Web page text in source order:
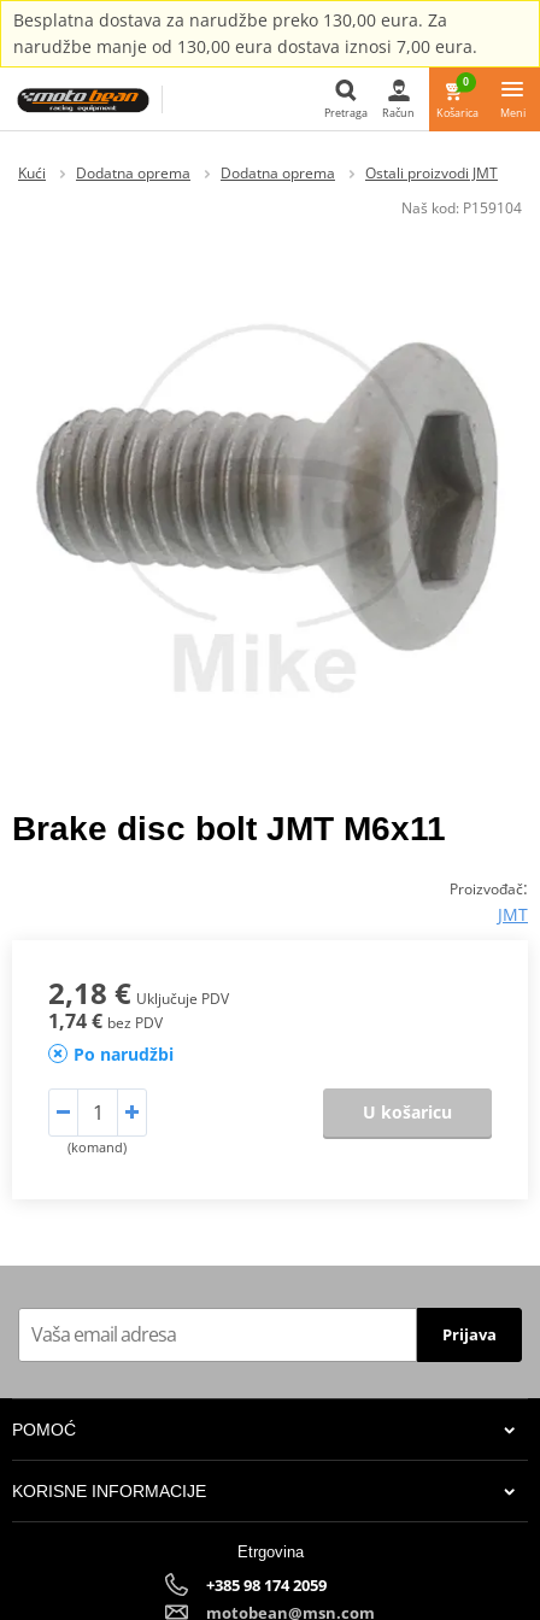
Besplatna dostava za narudžbe preko 130,00 eura. Za
narudžbe manje od 130,00 eura dostava iznosi 7,00 eura.
Pretraga
Pretraga Račun
0
Košarica Meni
Kući Dodatna oprema Dodatna oprema
Ostali proizvodi JMT
Naš kod: P159104
Brake disc bolt JMT M6x11
Proizvođač:
JMT
2,18 € Uključuje PDV
1,74 € bez PDV
Po narudžbi
(komand)
U košaricu
Prijava
POMOĆ
KORISNE INFORMACIJE
Etrgovina
+385 98 174 2059
motobean@msn.com